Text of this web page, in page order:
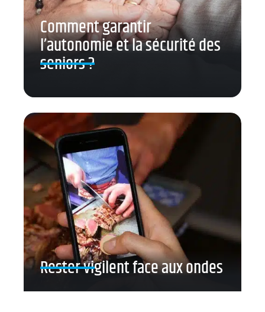
Comment garantir
l’autonomie et la sécurité des
seniors ?
Rester vigilent face aux ondes